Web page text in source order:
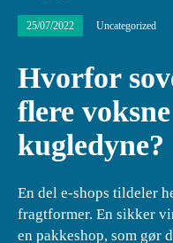
25/07/2022 Uncategorized
Hvorfor
flere
kugledyne?
En del e-shops tildeler
fragtformer. En sikker
en pakkeshop, som gør